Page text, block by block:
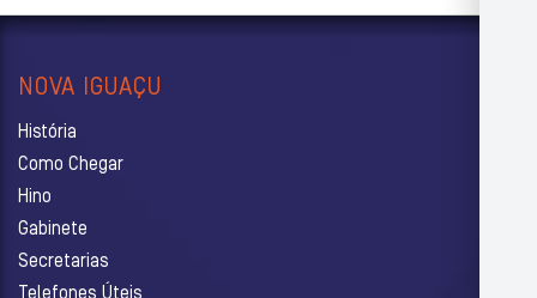
NOVA IGUAÇU
História
Como Chegar
Hino
Gabinete
Secretarias